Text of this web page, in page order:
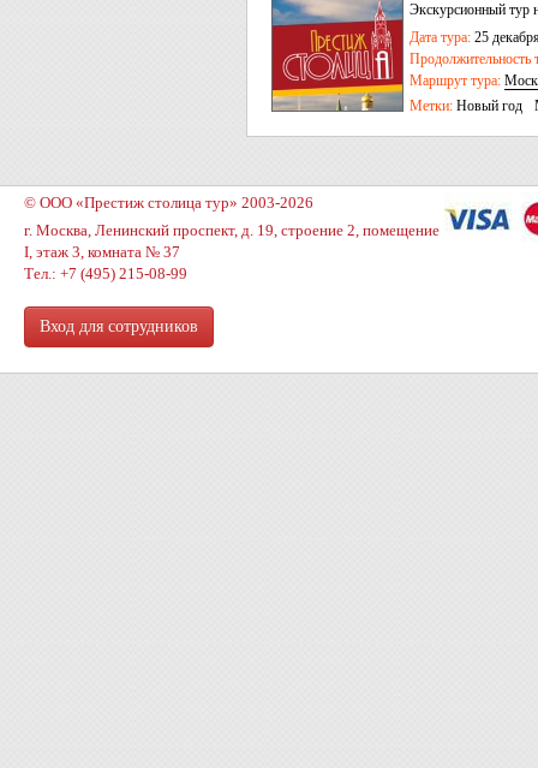
Экскурсионный тур
Дата тура: 25
Продолжительность
Маршрут тура:
Метки: Новый год
© ООО «Престиж столица тур» 2003-2026
г. Москва, Ленинский проспект, д. 19, строение 2, помещение
I, этаж 3, комната № 37
Тел.: +7 (495) 215-08-99
Вход для сотрудников